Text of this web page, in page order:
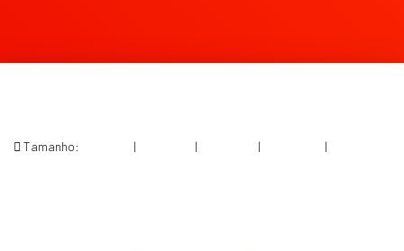
Tamanho: | | | |